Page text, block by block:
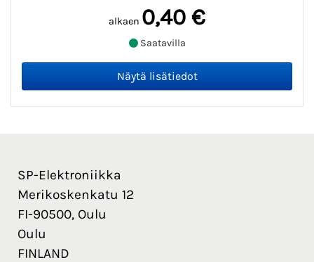
alkaen 0,40 €
Saatavilla
SP-Elektroniikka
Merikoskenkatu 12
FI-90500, Oulu
Oulu
FINLAND